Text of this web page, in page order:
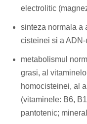
electrolitic
sinteza normala a
cisteinei si a
metabolismul
grasi, al
homocisteinei, al
(vitaminele: B6,
pantotenic;